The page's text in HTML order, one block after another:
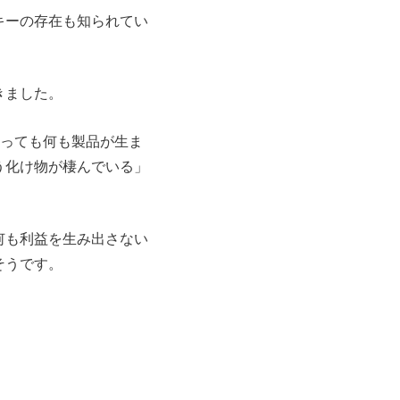
の存在も知られてい
した。
ても何も製品が生ま
け物が棲んでいる」
利益を生み出さない
です。